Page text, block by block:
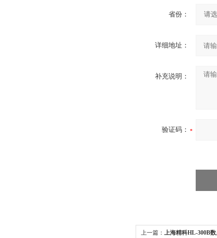
省份：
详细地址：
补充说明：
验证码：
上一篇： 上海精科HL-300B